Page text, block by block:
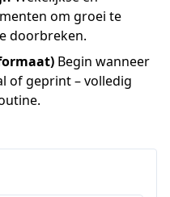
om groei te
doorbreken.
Begin wanneer
of geprint – volledig